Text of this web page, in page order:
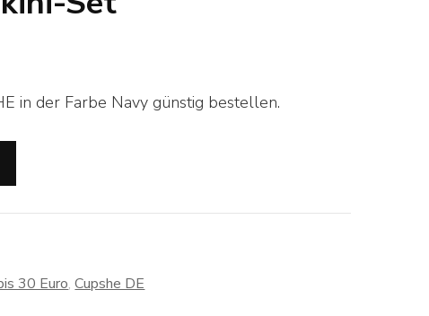
in der Farbe Navy günstig bestellen.
30 Euro,Cupshe DE